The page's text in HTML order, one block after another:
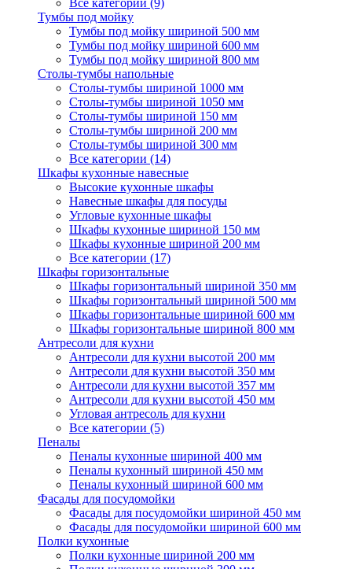
Все категории (9)
Тумбы под мойку
Тумбы под мойку шириной 500 мм
Тумбы под мойку шириной 600 мм
Тумбы под мойку шириной 800 мм
Столы-тумбы напольные
Столы-тумбы шириной 1000 мм
Столы-тумбы шириной 1050 мм
Столы-тумбы шириной 150 мм
Столы-тумбы шириной 200 мм
Столы-тумбы шириной 300 мм
Все категории (14)
Шкафы кухонные навесные
Высокие кухонные шкафы
Навесные шкафы для посуды
Угловые кухонные шкафы
Шкафы кухонные шириной 150 мм
Шкафы кухонные шириной 200 мм
Все категории (17)
Шкафы горизонтальные
Шкафы горизонтальный шириной 350 мм
Шкафы горизонтальный шириной 500 мм
Шкафы горизонтальные шириной 600 мм
Шкафы горизонтальные шириной 800 мм
Антресоли для кухни
Антресоли для кухни высотой 200 мм
Антресоли для кухни высотой 350 мм
Антресоли для кухни высотой 357 мм
Антресоли для кухни высотой 450 мм
Угловая антресоль для кухни
Все категории (5)
Пеналы
Пеналы кухонные шириной 400 мм
Пеналы кухонный шириной 450 мм
Пеналы кухонный шириной 600 мм
Фасады для посудомойки
Фасады для посудомойки шириной 450 мм
Фасады для посудомойки шириной 600 мм
Полки кухонные
Полки кухонные шириной 200 мм